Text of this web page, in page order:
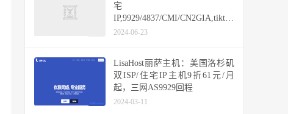
宅
IP,9929/4837/CMI/CN2GIA,tiktok
vps,香港/日本/新加坡/美国/台湾/
2024-06-23
LisaHost丽萨主机：美国洛杉矶
双ISP/住宅IP主机9折61元/月
起，三网AS9929回程
2024-03-11